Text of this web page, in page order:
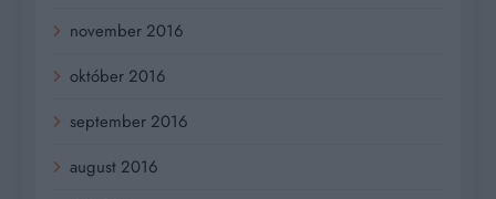
november 2016
október 2016
september 2016
august 2016